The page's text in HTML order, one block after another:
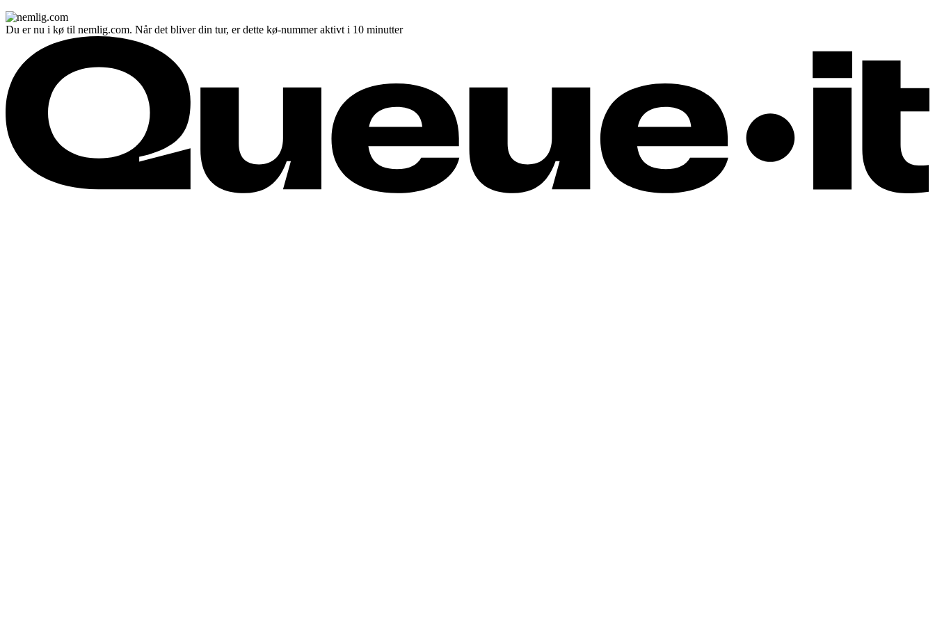
Du er nu i kø til nemlig.com. Når det bliver din tur, er dette kø-nummer aktivt i 10 minutter